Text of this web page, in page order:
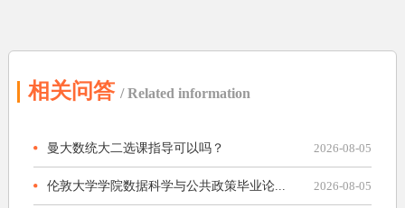
相关问答 / Related information
曼大数统大二选课指导可以吗？ 2026-08-05
伦敦大学学院数据科学与公共政策毕业论... 2026-08-05